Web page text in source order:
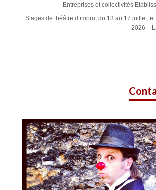
Entreprises et collectivités
Stages de théâtre d’impro, du 13 au 17 juillet,
2026 –